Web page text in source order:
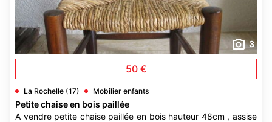
3
50 €
La Rochelle (17) Mobilier enfants
Petite chaise en bois paillée
A vendre petite chaise paillée en bois hauteur 48cm , assise